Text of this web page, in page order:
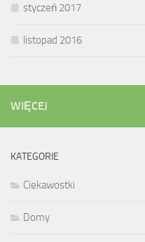
styczeń 2017
listopad 2016
WIĘCEJ
KATEGORIE
Ciekawostki
Domy